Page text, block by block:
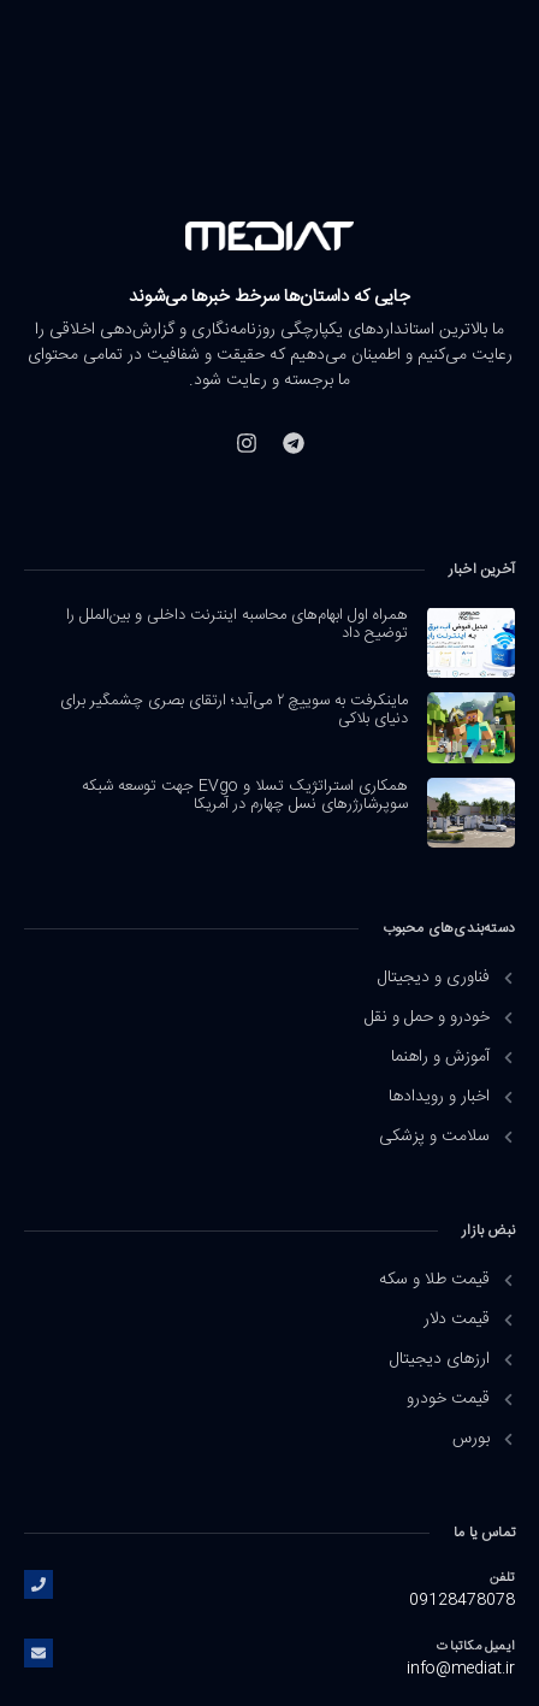
جایی که داستان‌ها سرخط خبرها می‌شوند
ما بالاترین استانداردهای یکپارچگی روزنامه‌نگاری و گزارش‌دهی اخلاقی را
رعایت می‌کنیم و اطمینان می‌دهیم که حقیقت و شفافیت در تمامی محتوای
ما برجسته و رعایت شود.
آخرین اخبار
همراه اول ابهام‌های محاسبه اینترنت داخلی و بین‌الملل را
توضیح داد
ماینکرفت به سوییچ ۲ می‌آید؛ ارتقای بصری چشمگیر برای
دنیای بلاکی
همکاری استراتژیک تسلا و EVgo جهت توسعه شبکه
سوپرشارژرهای نسل چهارم در آمریکا
دسته‌بندی‌های محبوب
فناوری و دیجیتال
خودرو و حمل و نقل
آموزش و راهنما
اخبار و رویدادها
سلامت و پزشکی
نبض بازار
قیمت طلا و سکه
قیمت دلار
ارزهای دیجیتال
قیمت خودرو
بورس
تماس یا ما
تلفن
09128478078
ایمیل مکاتبات
info@mediat.ir